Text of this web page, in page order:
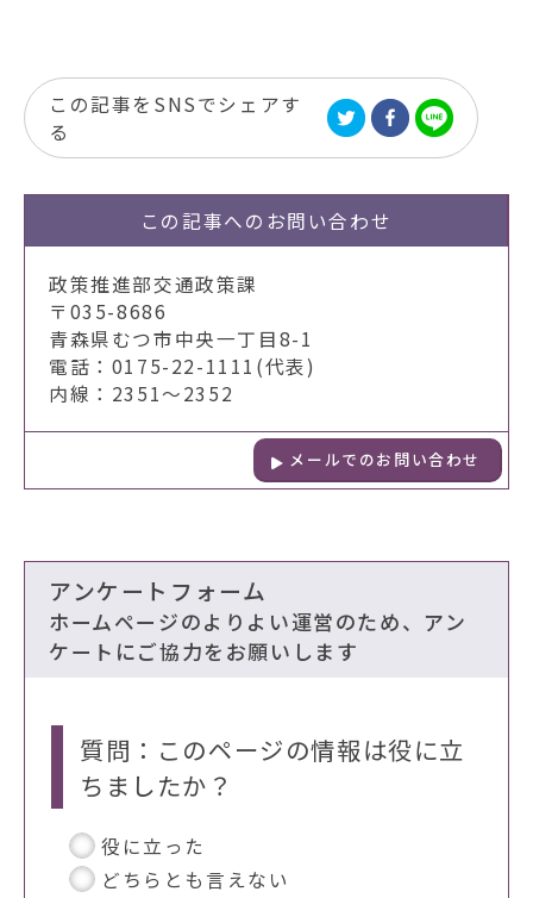
この記事をSNSでシェアす
る
この記事への お問い合わせ
政策推進部交通政策課
〒035-8686
青森県むつ市中央一丁目8-1
電話：0175-22-1111(代表)
内線：2351～2352
メールでのお問い合わせ
アンケートフォーム
ホームページのよりよい運営のため、アン
ケートにご協力をお願いします
質問：このページの情報は役に立
ちましたか？
役に立った
どちらとも言えない